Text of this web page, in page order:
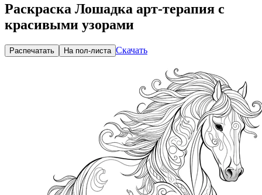
Раскраска Лошадка арт-терапия с
красивыми узорами
Распечатать На пол-листа Скачать